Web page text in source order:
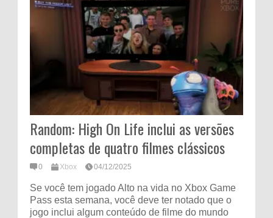
Random: High On Life inclui as versões
completas de quatro filmes clássicos
0 Xbox 04/12/2025
Se você tem jogado Alto na vida no Xbox Game
Pass esta semana, você deve ter notado que o
jogo inclui algum conteúdo de filme do mundo